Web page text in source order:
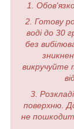
1.
2. Готову
воді до 30
без
викручуйте
3.
поверхню.
не